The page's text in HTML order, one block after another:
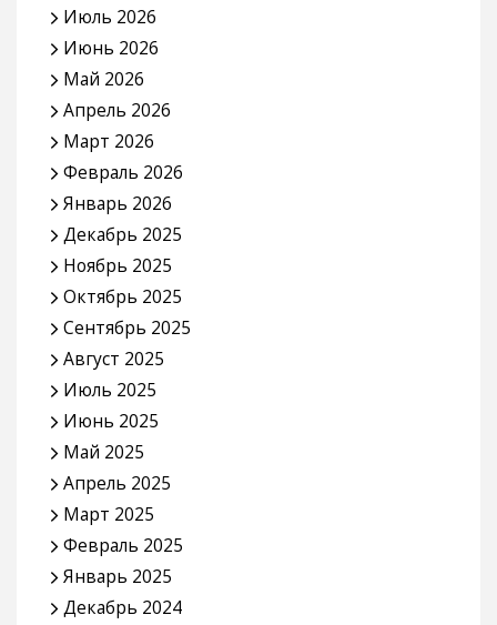
Июль 2026
Июнь 2026
Май 2026
Апрель 2026
Март 2026
Февраль 2026
Январь 2026
Декабрь 2025
Ноябрь 2025
Октябрь 2025
Сентябрь 2025
Август 2025
Июль 2025
Июнь 2025
Май 2025
Апрель 2025
Март 2025
Февраль 2025
Январь 2025
Декабрь 2024